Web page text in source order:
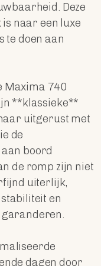
Deze
is naar een luxe
te doen aan
Maxima 740
**klassieke**
uitgerust met
de
boord
de romp zijn niet
uiterlijk,
en
dagen door